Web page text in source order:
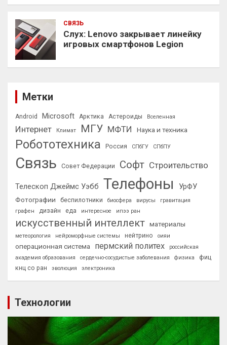
СВЯЗЬ
Слух: Lenovo закрывает линейку
игровых смартфонов Legion
Метки
Android Microsoft Арктика Астероиды Вселенная
Интернет Климат МГУ МФТИ Наука и техника
Робототехника Россия СПбГУ СПбПУ
Связь Совет Федерации Софт Строительство
Телескоп Джеймс Уэбб Телефоны УрФУ
Фотографии беспилотники биосфера вирусы
гравитация
графен
дизайн еда интересное ипээ ран
искусственный интеллект материалы
метеорология нейроморфные системы нейтрино оияи
операционная система пермский политех
российская
академия образования
сердечно-сосудистые заболевания физика
фиц
кнц со ран
эволюция электроника
Технологии